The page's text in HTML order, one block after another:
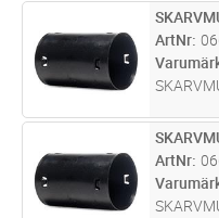
ST
ArtNr
ST
ArtNr